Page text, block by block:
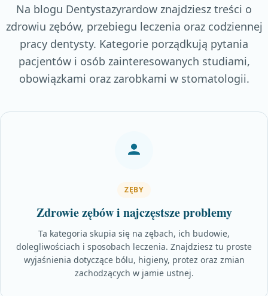
Na blogu Dentystazyrardow znajdziesz treści o
zdrowiu zębów, przebiegu leczenia oraz codziennej
pracy dentysty. Kategorie porządkują pytania
pacjentów i osób zainteresowanych studiami,
obowiązkami oraz zarobkami w stomatologii.
ZĘBY
Zdrowie zębów i najczęstsze problemy
Ta kategoria skupia się na zębach, ich budowie,
dolegliwościach i sposobach leczenia. Znajdziesz tu proste
wyjaśnienia dotyczące bólu, higieny, protez oraz zmian
zachodzących w jamie ustnej.